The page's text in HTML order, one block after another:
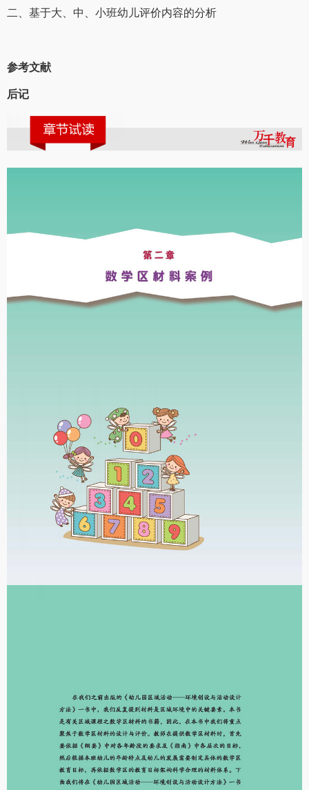
二、基于大、中、小班幼儿评价内容的分析
参考文献
后记